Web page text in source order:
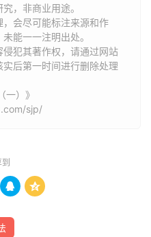
，非商业用途。
会尽可能标注来源和作
能一一注明出处。
犯其著作权，请通过网站
后第一时间进行删除处理
一）》
sjp/
 